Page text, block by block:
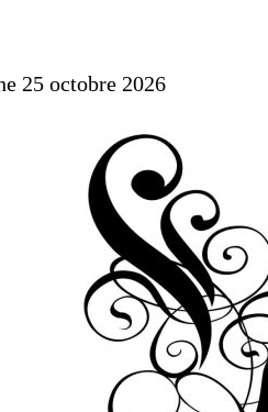
25 octobre 2026